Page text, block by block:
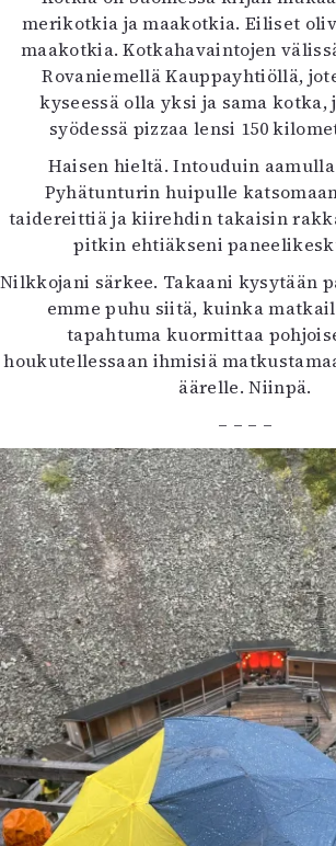
merikotkia ja maakotkia. Eiliset
maakotkia. Kotkahavaintojen
Rovaniemellä Kauppayhtiöllä,
kyseessä olla yksi ja sama kotka,
syödessä pizzaa lensi 150
Haisen hieltä. Intouduin
Pyhätunturin huipulle
taidereittiä ja kiirehdin takaisin
pitkin ehtiäkseni
Nilkkojani särkee. Takaani kysytään
emme puhu siitä, kuinka
tapahtuma kuormittaa
houkutellessaan ihmisiä
äärelle. Niinpä.
– – – –